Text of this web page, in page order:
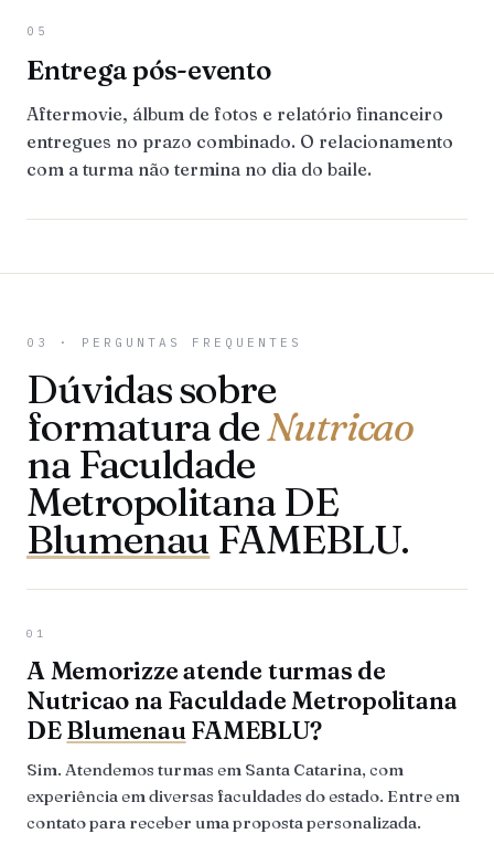
05
Entrega pós-evento
Aftermovie, álbum de fotos e relatório financeiro
entregues no prazo combinado. O relacionamento
com a turma não termina no dia do baile.
03 · PERGUNTAS FREQUENTES
Dúvidas sobre
formatura deNutricao
na Faculdade
Metropolitana DE
Blumenau FAMEBLU.
01
A Memorizze atende turmas de
Nutricao na Faculdade Metropolitana
DEBlumenauFAMEBLU?
Sim. Atendemos turmas em Santa Catarina, com
experiência em diversas faculdades do estado. Entre em
contato para receber uma proposta personalizada.